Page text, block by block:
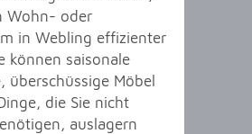
Wohn- oder
in Webling effizienter
können saisonale
überschüssige Möbel
die Sie nicht
auslagern